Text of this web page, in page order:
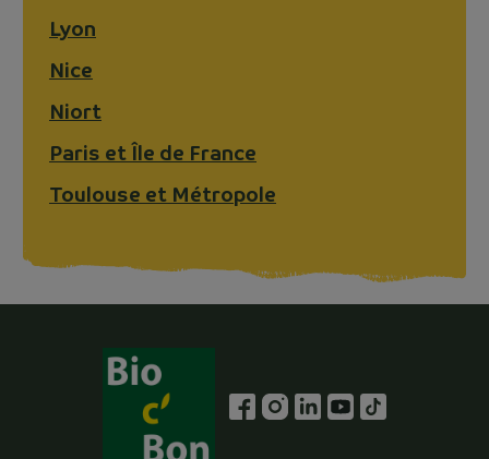
Lyon
Nice
Niort
Paris et Île de France
Toulouse et Métropole